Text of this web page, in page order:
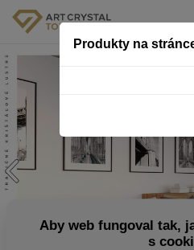
Produkty na
Aby web fungoval tak,
s